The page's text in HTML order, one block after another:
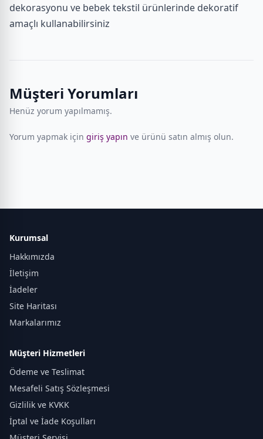
dekorasyonu ve bebek tekstil ürünlerinde dekoratif
amaçlı kullanabilirsiniz
Müşteri Yorumları
Henüz yorum yapılmamış.
Yorum yapmak için giriş yapın ve ürünü satın almış olun.
Kurumsal
Hakkımızda
İletişim
İadeler
Site Haritası
Markalarımız
Müşteri Hizmetleri
Ödeme ve Teslimat
Mesafeli Satış Sözleşmesi
Gizlilik ve KVKK
İptal ve İade Koşulları